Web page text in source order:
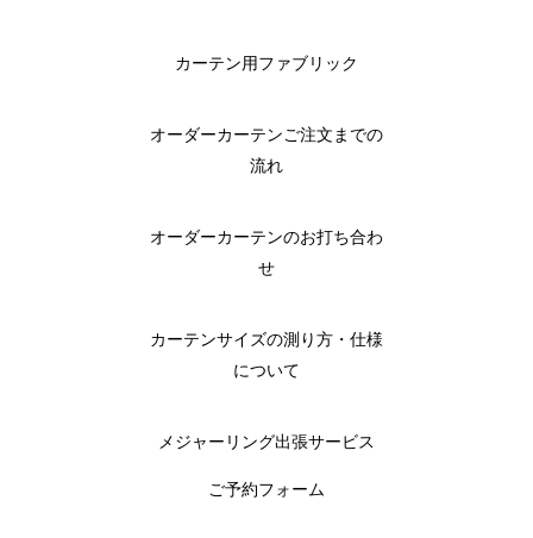
カーテン用ファブリック
オーダーカーテンご注文までの
流れ
オーダーカーテンのお打ち合わ
せ
カーテンサイズの測り方・仕様
について
メジャーリング出張サービス
ご予約フォーム